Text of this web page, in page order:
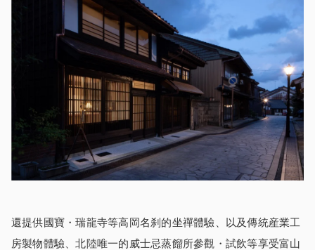
還提供國寶・瑞龍寺等高岡名刹的坐禪體驗、以及傳統産業工
房製物體驗、北陸唯一的威士忌蒸餾所參觀・試飲等享受富山